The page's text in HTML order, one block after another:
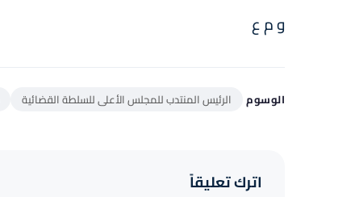
و م ع
الوسوم الرئيس المنتدب للمجلس الأعلى للسلطة القضائية
اترك تعليقاً